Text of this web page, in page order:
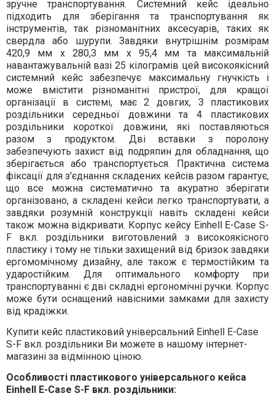
зручне транспортування. Системний кейс ідеально
підходить для зберігання та транспортування як
інструментів, так різноманітних аксесуарів, таких як
свердла або шурупи. Завдяки внутрішнім розмірам
420,9 мм x 280,3 мм x 95,4 мм та максимальній
навантажувальній вазі 25 кілограмів цей високоякісний
системний кейс забезпечує максимальну гнучкість і
може вмістити різноманітні пристрої, для кращої
організації в системі, має 2 довгих, 3 пластикових
роздільники середньої довжини та 4 пластикових
роздільники короткої довжини, які поставляються
разом з продуктом. Дві вставки з поролону
забезпечують захист від подряпин для обладнання, що
зберігається або транспортується. Практична система
фіксації для з'єднання складених кейсів разом гарантує,
що все можна систематично та акуратно зберігати
організовано, а складені кейси легко транспортувати, а
завдяки розумній конструкції навіть складені кейси
також можна відкривати. Корпус кейсу Einhell E-Case S-
F вкл. роздільники виготовлений з високоякісного
пластику і тому не тільки захищений від бризок завдяки
ергомомічному дизайну, але також є термостійким та
ударостійким. Для оптимального комфорту при
транспортуванні є дві складні ергономічні ручки. Корпус
може бути оснащений навісними замками для захисту
від крадіжки.
Купити кейс пластиковий універсальний Einhell E-Case
S-F вкл. роздільники Ви можете в нашому інтернет-
магазині за відмінною ціною.
Особливості пластикового універсального кейса
Einhell E-Case S-F вкл. роздільники: